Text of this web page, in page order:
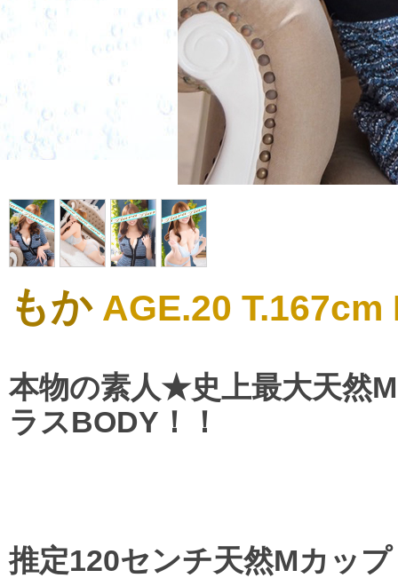
もかAGE.20 T.167cm
本物の素人★史上最大天然
ラスBODY！！
推定120センチ天然Mカッ